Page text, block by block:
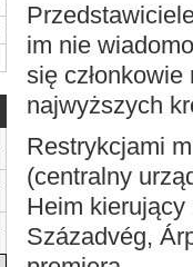
im nie
się
najwyższych
Restrykcjami
(centralny
Heim
Századvég,